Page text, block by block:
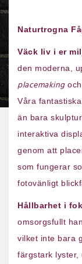
Naturtrogna
Väck liv i er
den moderna,
placemakingoch
Våra
än bara
interaktiva
genom att
som fungerar
fotovänligt
Hållbarhet i
omsorgsfullt
vilket inte bara
färgstark lyster,